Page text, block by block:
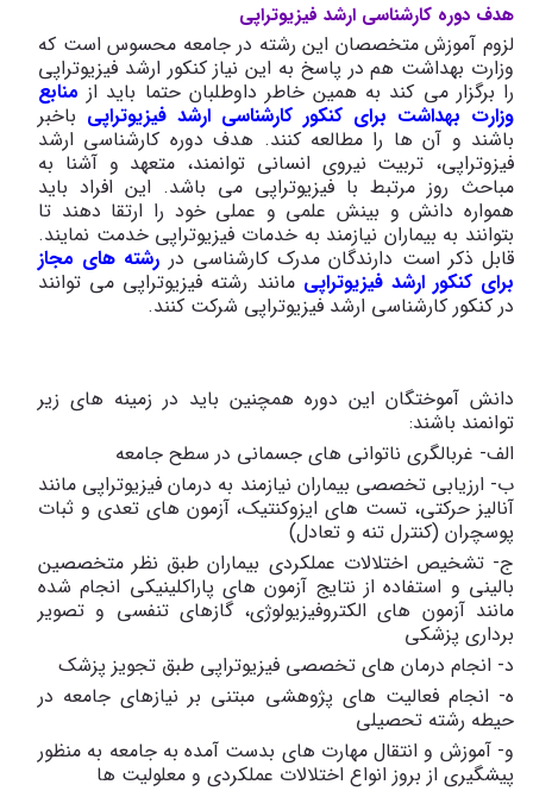
هدف دوره کارشناسی ارشد فیزیوتراپی
لزوم آموزش متخصصان این رشته در جامعه محسوس است که
وزارت بهداشت هم در پاسخ به این نیاز کنکور ارشد فیزیوتراپی
را برگزار می کند به همین خاطر داوطلبان حتما باید از منابع
وزارت بهداشت برای کنکور کارشناسی ارشد فیزیوتراپی باخبر
باشند و آن ها را مطالعه کنند. هدف دوره کارشناسی ارشد
فیزوتراپی، تربیت نیروی انسانی توانمند، متعهد و آشنا به
مباحث روز مرتبط با فیزیوتراپی می باشد. این افراد باید
همواره دانش و بینش علمی و عملی خود را ارتقا دهند تا
بتوانند به بیماران نیازمند به خدمات فیزیوتراپی خدمت نمایند.
قابل ذکر است دارندگان مدرک کارشناسی در رشته های مجاز
برای کنکور ارشد فیزیوتراپی مانند رشته فیزیوتراپی می توانند
در کنکور کارشناسی ارشد فیزیوتراپی شرکت کنند.
دانش آموختگان این دوره همچنین باید در زمینه های زیر
توانمند باشند:
الف- غربالگری ناتوانی های جسمانی در سطح جامعه
ب- ارزیابی تخصصی بیماران نیازمند به درمان فیزیوتراپی مانند
آنالیز حرکتی، تست های ایزوکنتیک، آزمون های تعدی و ثبات
پوسچران (کنترل تنه و تعادل)
ج- تشخیص اختلالات عملکردی بیماران طبق نظر متخصصین
بالینی و استفاده از نتایج آزمون های پاراکلینیکی انجام شده
مانند آزمون های الکتروفیزیولوژی، گازهای تنفسی و تصویر
برداری پزشکی
د- انجام درمان های تخصصی فیزیوتراپی طبق تجویز پزشک
ه- انجام فعالیت های پژوهشی مبتنی بر نیازهای جامعه در
حیطه رشته تحصیلی
و- آموزش و انتقال مهارت های بدست آمده به جامعه به منظور
پیشگیری از بروز انواع اختلالات عملکردی و معلولیت ها